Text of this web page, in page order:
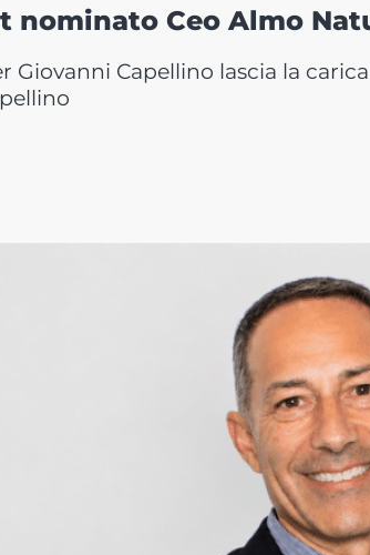
nominato Ceo Almo
Giovanni Capellino lascia la